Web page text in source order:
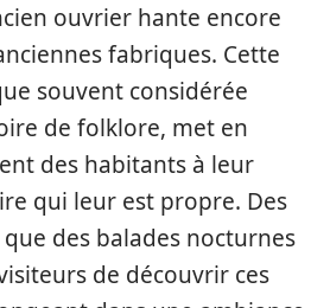
ouvrier hante encore
fabriques. Cette
souvent considérée
de folklore, met en
des habitants à leur
qui leur est propre. Des
des balades nocturnes
de découvrir ces